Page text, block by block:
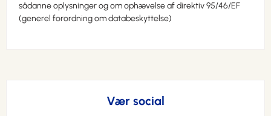
sådanne oplysninger og om ophævelse af direktiv 95/46/EF
(generel forordning om databeskyttelse)
Vær social